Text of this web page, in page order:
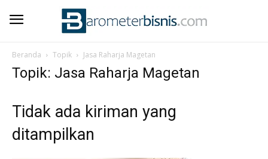
Beranda Topik Jasa Raharja Magetan
Topik: Jasa Raharja Magetan
Tidak ada kiriman yang
ditampilkan